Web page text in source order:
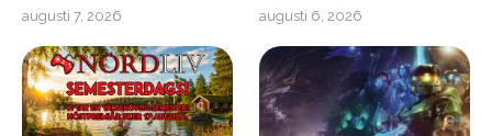
augusti 7, 2026 augusti 6, 2026